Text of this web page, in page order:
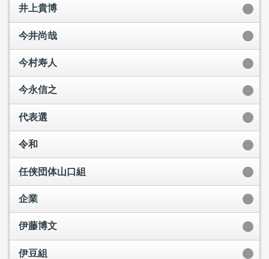
井上貴博
今井尚哉
今村寿人
今永信之
代表選
令和
任侠団体山口組
企業
伊藤博文
伊豆組